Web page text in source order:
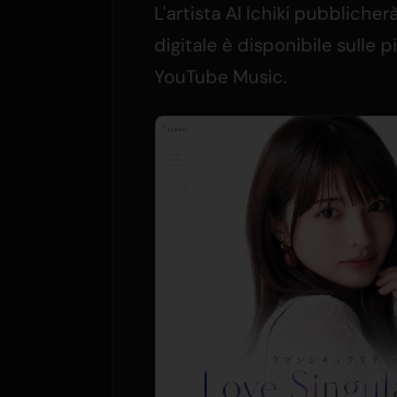
L'artista AI Ichiki
digitale è disponibile sulle
YouTube Music.